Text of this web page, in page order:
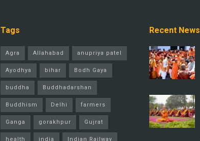
Tags
Agra Allahabad anupriya patel
Ayodhya bihar Bodh Gaya
buddha Buddhadarshan
Buddhism Delhi farmers
Ganga gorakhpur Gujrat
health india Indian Railway
Recent News